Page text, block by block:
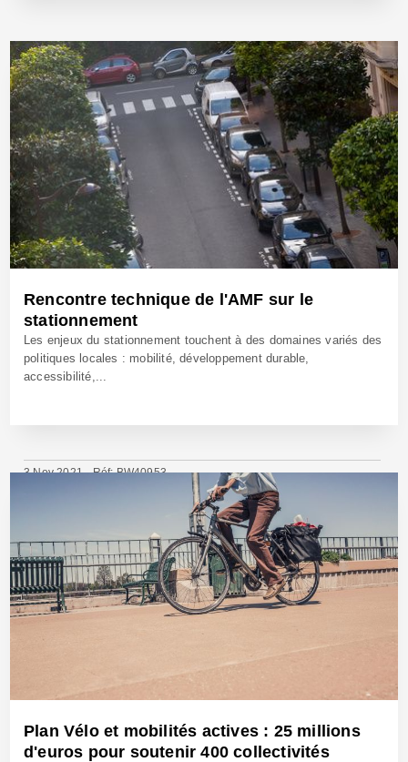
27 Avr 2022 - Réf: BW41219
Rencontre technique de l'AMF sur le
stationnement
Les enjeux du stationnement touchent à des domaines variés des
politiques locales : mobilité, développement durable,
accessibilité,...
3 Nov 2021 - Réf: BW40953
Plan Vélo et mobilités actives : 25 millions
d'euros pour soutenir 400 collectivités